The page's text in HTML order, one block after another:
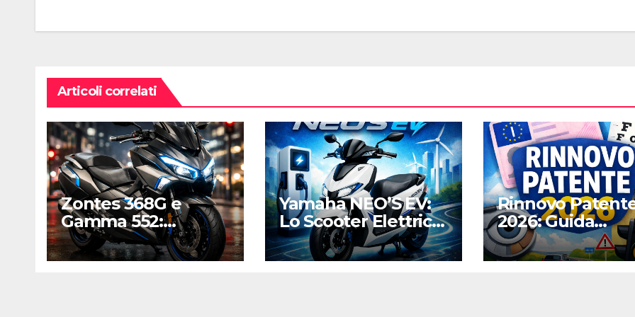
Articoli correlati
Zontes 368G e
Gamma 552:
L’assalto cinese ai
regni di Honda e
Yamaha NEO’S EV:
Lo Scooter Elettrico
Agile e Silenzioso
per la Città
Rinnovo
2026: Guida
Completa alle
Nuove Regole,